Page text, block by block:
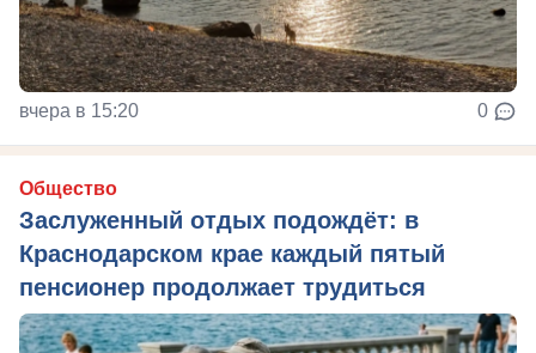
вчера в 15:20 0
Общество
Заслуженный отдых подождёт: в
Краснодарском крае каждый пятый
пенсионер продолжает трудиться